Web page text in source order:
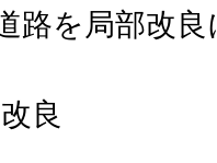
路を局部改
良